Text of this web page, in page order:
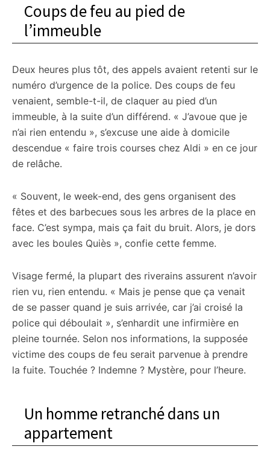
Coups de feu au pied de
l’immeuble
Deux heures plus tôt, des appels avaient retenti sur le
numéro d’urgence de la police. Des coups de feu
venaient, semble-t-il, de claquer au pied d’un
immeuble, à la suite d’un différend. « J’avoue que je
n’ai rien entendu », s’excuse une aide à domicile
descendue « faire trois courses chez Aldi » en ce jour
de relâche.
« Souvent, le week-end, des gens organisent des
fêtes et des barbecues sous les arbres de la place en
face. C’est sympa, mais ça fait du bruit. Alors, je dors
avec les boules Quiès », confie cette femme.
Visage fermé, la plupart des riverains assurent n’avoir
rien vu, rien entendu. « Mais je pense que ça venait
de se passer quand je suis arrivée, car j’ai croisé la
police qui déboulait », s’enhardit une infirmière en
pleine tournée. Selon nos informations, la supposée
victime des coups de feu serait parvenue à prendre
la fuite. Touchée ? Indemne ? Mystère, pour l’heure.
Un homme retranché dans un
appartement